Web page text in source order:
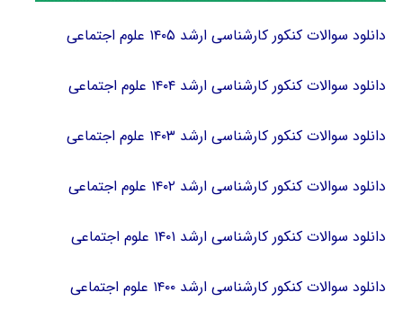
دانلود سوالات کنکور کارشناسی ارشد ۱۴۰۵ علوم اجتماعی
دانلود سوالات کنکور کارشناسی ارشد ۱۴۰۴ علوم اجتماعی
دانلود سوالات کنکور کارشناسی ارشد ۱۴۰۳ علوم اجتماعی
دانلود سوالات کنکور کارشناسی ارشد ۱۴۰۲ علوم اجتماعی
دانلود سوالات کنکور کارشناسی ارشد ۱۴۰۱ علوم اجتماعی
دانلود سوالات کنکور کارشناسی ارشد ۱۴۰۰ علوم اجتماعی